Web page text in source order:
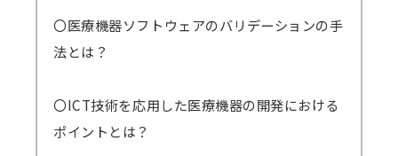
〇医療機器ソフトウェアのバリデーションの手
法とは？
〇ICT技術を応用した医療機器の開発における
ポイントとは？